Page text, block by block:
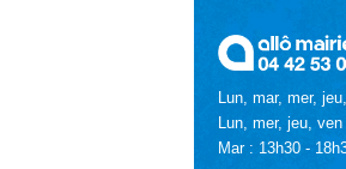
Lun, mar, mer,
Lun, mer, jeu,
Mar : 13h30 -